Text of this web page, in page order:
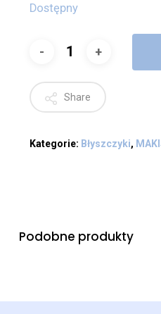
Dostępny
Share
Kategorie: Błyszczyki,
Podobne produkty